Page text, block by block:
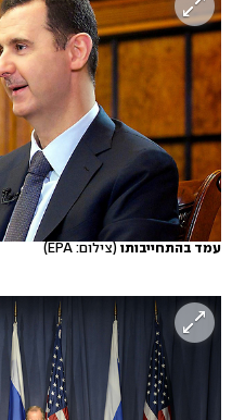
עמד בהתחייבותו(צילום: EPA)